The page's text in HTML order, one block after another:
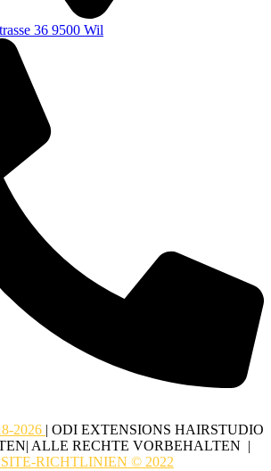
36 9500 Wil
2026 | ODI EXTENSIONS HAIRSTUDIO
ALLE RECHTE VORBEHALTEN |
RICHTLINIEN © 2022